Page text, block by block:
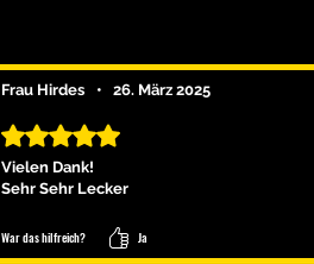
Frau Hirdes • 26. März 2025
Mit 5 von 5 Sternen bewertet.
Vielen Dank!
Sehr Sehr Lecker
War das hilfreich? Ja